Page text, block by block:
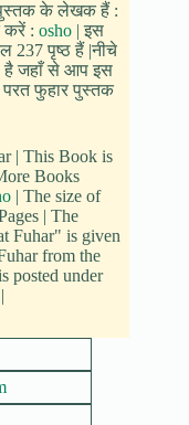
पुस्तक के लेखक हैं :
करें : osho | इस
पृष्ठ हैं |नीचे
है जहाँ से आप इस
फुहार पुस्तक
| This Book is
Books
| The size of
| The
Fuhar" is given
from the
posted under